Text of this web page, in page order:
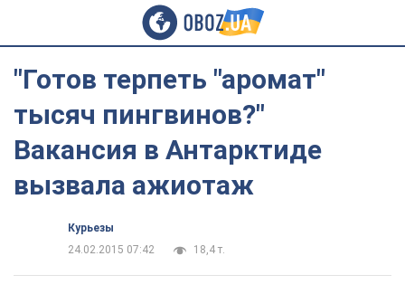
"Готов терпеть "аромат"
тысяч пингвинов?"
Вакансия в Антарктиде
вызвала ажиотаж
Курьезы
24.02.2015 07:42
18,4 т.